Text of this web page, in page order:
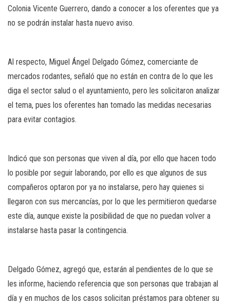
Colonia Vicente Guerrero, dando a conocer a los oferentes que ya
no se podrán instalar hasta nuevo aviso.
Al respecto, Miguel Ángel Delgado Gómez, comerciante de
mercados rodantes, señaló que no están en contra de lo que les
diga el sector salud o el ayuntamiento, pero les solicitaron analizar
el tema, pues los oferentes han tomado las medidas necesarias
para evitar contagios.
Indicó que son personas que viven al día, por ello que hacen todo
lo posible por seguir laborando, por ello es que algunos de sus
compañeros optaron por ya no instalarse, pero hay quienes si
llegaron con sus mercancías, por lo que les permitieron quedarse
este día, aunque existe la posibilidad de que no puedan volver a
instalarse hasta pasar la contingencia.
Delgado Gómez, agregó que, estarán al pendientes de lo que se
les informe, haciendo referencia que son personas que trabajan al
día y en muchos de los casos solicitan préstamos para obtener su